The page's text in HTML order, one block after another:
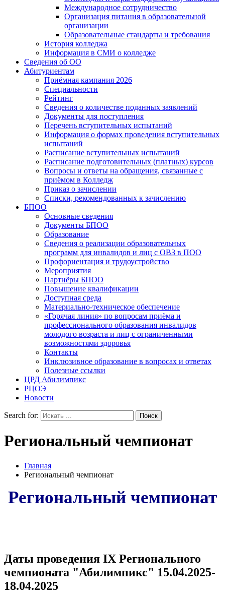
Международное сотрудничество
Организация питания в образовательной
организации
Образовательные стандарты и требования
История колледжа
Информация в СМИ о колледже
Сведения об ОО
Абитуриентам
Приёмная кампания 2026
Специальности
Рейтинг
Сведения о количестве поданных заявлений
Документы для поступления
Перечень вступительных испытаний
Информация о формах проведения вступительных
испытаний
Расписание вступительных испытаний
Расписание подготовительных (платных) курсов
Вопросы и ответы на обращения, связанные с
приёмом в Колледж
Приказ о зачислении
Списки, рекомендованных к зачислению
БПОО
Основные сведения
Документы БПОО
Образование
Сведения о реализации образовательных
программ для инвалидов и лиц с ОВЗ в ПОО
Профориентация и трудоустройство
Мероприятия
Партнёры БПОО
Повышение квалификации
Доступная среда
Материально-техническое обеспечение
«Горячая линия» по вопросам приёма и
профессионального образования инвалидов
молодого возраста и лиц с ограниченными
возможностями здоровья
Контакты
Инклюзивное образование в вопросах и ответах
Полезные ссылки
ЦРД Абилимпикс
РЦОЭ
Новости
Search for:
Региональный чемпионат
Главная
Региональный чемпионат
Региональный чемпионат
Даты проведения IX Регионального
чемпионата "Абилимпикс" 15.04.2025-
18.04.2025